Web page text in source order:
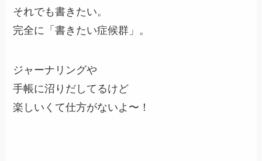
それでも書きたい。
完全に「書きたい症候群」。
ジャーナリングや
手帳に沼りだしてるけど
楽しいくて仕方がないよ〜！